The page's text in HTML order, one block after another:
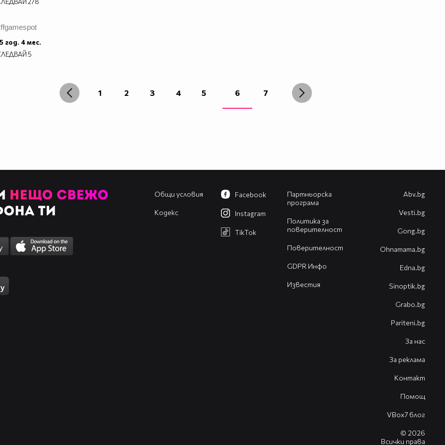
год. 4 мес.
5
1 2 3 4 5 6 7
Общи условия
Кодекс
Партньорска
програма
Политика за
поверителност
Поверителност
GDPR Инфо
Известия
Facebook
Instagram
TikTok
Abv.bg
Vesti.bg
Gong.bg
Оhnamama.bg
Edna.bg
Sinoptik.bg
Grabo.bg
Pariteni.bg
За нас
За реклама
Контакт
Помощ
VBox7 блог
© 2026
Всички права